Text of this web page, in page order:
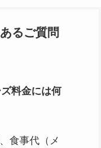
るご質問
料金には何
食事代（メ